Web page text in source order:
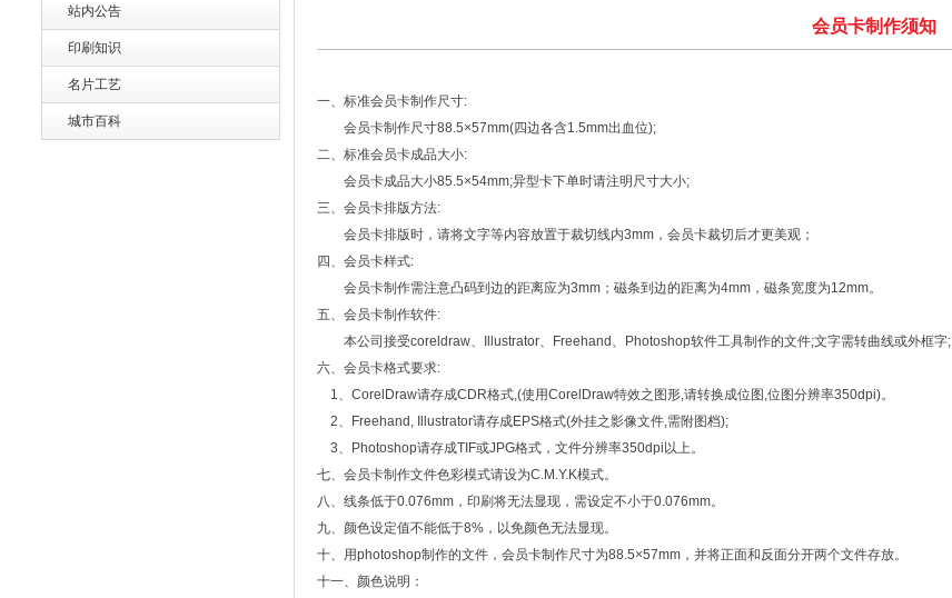
站内公告
印刷知识
名片工艺
城市百科
会员卡制作须知
一、标准会员卡制作尺寸:
会员卡制作尺寸88.5×57mm(四边各含1.5mm出血位);
二、标准会员卡成品大小:
会员卡成品大小85.5×54mm;异型卡下单时请注明尺寸大小;
三、会员卡排版方法:
会员卡排版时，请将文字等内容放置于裁切线内3mm，会员卡裁切后才更美观；
四、会员卡样式:
会员卡制作需注意凸码到边的距离应为3mm；磁条到边的距离为4mm，磁条宽度为12mm。
五、会员卡制作软件:
本公司接受coreldraw、Illustrator、Freehand、Photoshop软件工具制作的文件;文字需转曲线或外框字;
六、会员卡格式要求:
1、CorelDraw请存成CDR格式,(使用CorelDraw特效之图形,请转换成位图,位图分辨率350dpi)。
2、Freehand, Illustrator请存成EPS格式(外挂之影像文件,需附图档);
3、Photoshop请存成TIF或JPG格式，文件分辨率350dpi以上。
七、会员卡制作文件色彩模式请设为C.M.Y.K模式。
八、线条低于0.076mm，印刷将无法显现，需设定不小于0.076mm。
九、颜色设定值不能低于8%，以免颜色无法显现。
十、用photoshop制作的文件，会员卡制作尺寸为88.5×57mm，并将正面和反面分开两个文件存放。
十一、颜色说明：